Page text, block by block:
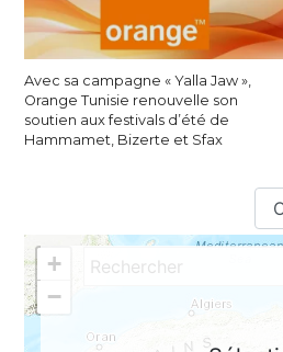
Avec sa campagne « Yalla Jaw »,
Orange Tunisie renouvelle son
soutien aux festivals d’été de
Hammamet, Bizerte et Sfax